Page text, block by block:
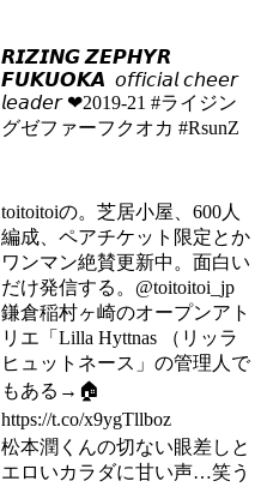
𝙍𝙄𝙕𝙄𝙉𝙂 𝙕𝙀𝙋𝙃𝙔𝙍
𝙁𝙐𝙆𝙐𝙊𝙆𝘼 ︎ 𝘰𝘧𝘧𝘪𝘤𝘪𝘢𝘭 𝘤𝘩𝘦𝘦𝘳
𝘭𝘦𝘢𝘥𝘦𝘳 ❤︎2019-21 #ライジン
グゼファーフクオカ #RsunZ
toitoitoiの。芝居小屋、600人
編成、ペアチケット限定とか
ワンマン絶賛更新中。面白い
だけ発信する。@toitoitoi_jp
鎌倉稲村ヶ崎のオープンアト
リエ「Lilla Hyttnas （リッラ
ヒュットネース」の管理人で
もある→🏠
https://t.co/x9ygTllboz
松本潤くんの切ない眼差しと
エロいカラダに甘い声…笑う